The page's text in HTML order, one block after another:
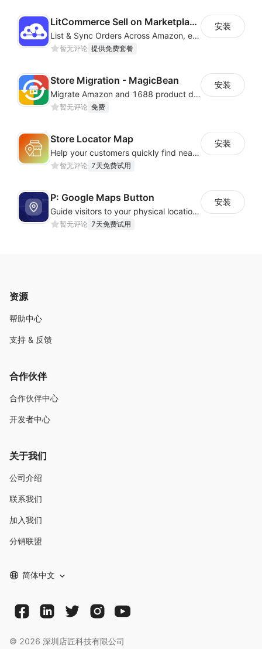
4. 支持全球化业务
多地域节点与灵活网络配置，适配主流全球平台与应用环
五、立即体验 DuoPlus 云手机
工作室，
还是广告代理商或自动化企业，
DuoPlus 云手机都将为您提供安全、高效、可持续的全球
LitCommerce Sell on Marketplaces
List & Sync Orders Across Amazon, eBay, Etsy, Walmart, TikTok Shop, and More
暂无评论 提供免费套餐
安装
Store Migration - MagicBean
Migrate Amazon and 1688 product data to your store.
暂无评论 免费
安装
Store Locator Map
Help your customers quickly find nearby store locations with an interactive map
暂无评论 7天免费试用
安装
P: Google Maps Button
Guide visitors to your physical locations with customizable Google map buttons
暂无评论 7天免费试用
安装
资源
帮助中心
支持 & 反馈
合作伙伴
合作伙伴中心
开发者中心
关于我们
公司介绍
联系我们
加入我们
分销联盟
简体中文
© 2026 深圳店匠科技有限公司